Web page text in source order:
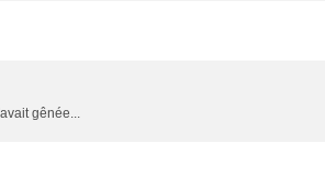
gênée...